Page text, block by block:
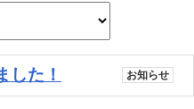
した！ お知らせ